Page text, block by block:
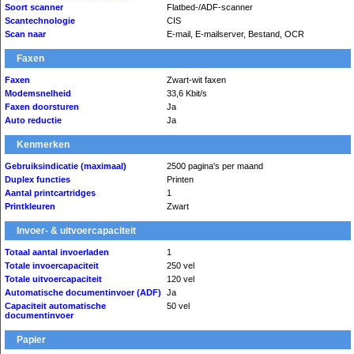
Soort scanner
Flatbed-/ADF-scanner
Scantechnologie
CIS
Scan naar
E-mail, E-mailserver, Bestand, OCR
Faxen
Faxen
Zwart-wit faxen
Modemsnelheid
33,6 Kbit/s
Faxen doorsturen
Ja
Auto reductie
Ja
Kenmerken
Gebruiksindicatie (maximaal)
2500 pagina's per maand
Duplex functies
Printen
Aantal printcartridges
1
Printkleuren
Zwart
Invoer- & uitvoercapaciteit
Totaal aantal invoerladen
1
Totale invoercapaciteit
250 vel
Totale uitvoercapaciteit
120 vel
Automatische documentinvoer (ADF)
Ja
Capaciteit automatische
documentinvoer
50 vel
Papier